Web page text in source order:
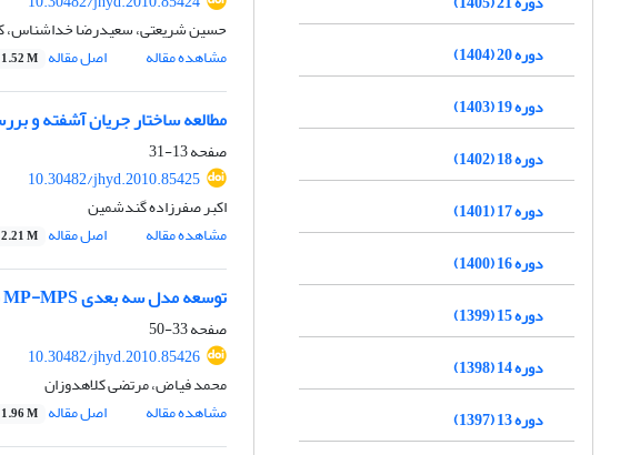
حسین شریعتی، سعیدرضا خداشناس،
مشاهده مقاله
اصل مقاله 1.52 M
مطالعه ساختار جریان آشفته و
صفحه13-31
10.30482/jhyd.2010.85425
اکبر صفرزاده گندشمین
مشاهده مقاله
اصل مقاله 2.21 M
توسعه مدل سه بعدی MP-MPS برای پیش بینی الگوی جریان در گرادیان های شدید هیدرولیکی
صفحه33-50
10.30482/jhyd.2010.85426
محمد فیاض، مرتضی کلاهدوزان
مشاهده مقاله
اصل مقاله 1.96 M
دوره 20 (1404)
دوره 19 (1403)
دوره 18 (1402)
دوره 17 (1401)
دوره 16 (1400)
دوره 15 (1399)
دوره 14 (1398)
دوره 13 (1397)